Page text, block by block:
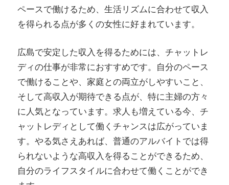
ペースで働けるため、生活リズムに合わせて収入
を得られる点が多くの女性に好まれています。
広島で安定した収入を得るためには、チャットレ
ディの仕事が非常におすすめです。自分のペース
で働けることや、家庭との両立がしやすいこと、
そして高収入が期待できる点が、特に主婦の方々
に人気となっています。求人も増えている今、チ
ャットレディとして働くチャンスは広がっていま
す。やる気さえあれば、普通のアルバイトでは得
られないような高収入を得ることができるため、
自分のライフスタイルに合わせて働くことができ